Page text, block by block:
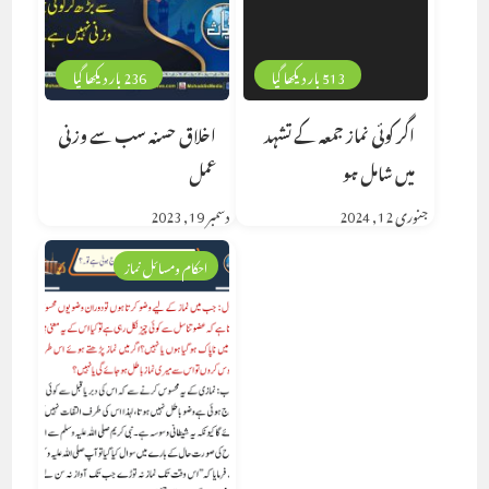
236 بار دیکھا گیا
اخلاق حسنہ سب سے وزنی
عمل
دسمبر 19, 2023
513 بار دیکھا گیا
اگر کوئی نماز جمعہ کے تشہد
میں شامل ہو
جنوری 12, 2024
احکام ومسائل نماز